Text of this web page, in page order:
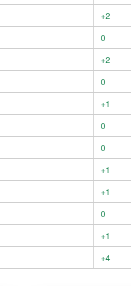
+2
0
+2
0
+1
0
0
+1
+1
0
+1
+4